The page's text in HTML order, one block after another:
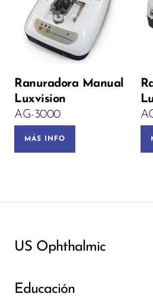
Ranuradora Manual
Luxvision
AG-3000
MÁS INFO
Voltage:
PRE-ORDEN
US Ophthalmic
Educación